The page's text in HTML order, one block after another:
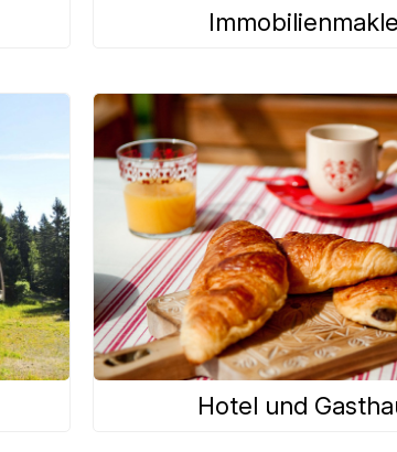
Hotel und